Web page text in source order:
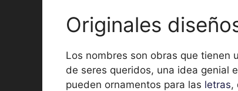
Originales
Los nombres son obras que tienen
de seres queridos, una idea genial
pueden ornamentos para las letras,